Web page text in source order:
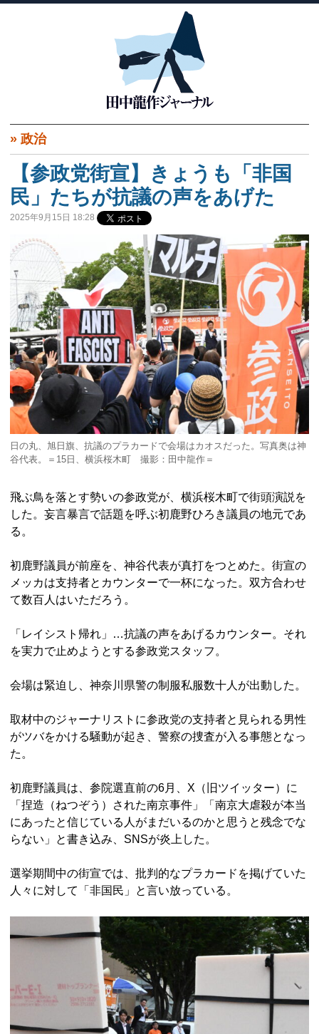
» 政治
【参政党街宣】きょうも「非国
民」たちが抗議の声をあげた
2025年9月15日 18:28
日の丸、旭日旗、抗議のプラカードで会場はカオスだった。写真奥は神
谷代表。＝15日、横浜桜木町 撮影：田中龍作＝
飛ぶ鳥を落とす勢いの参政党が、横浜桜木町で街頭演説を
した。妄言暴言で話題を呼ぶ初鹿野ひろき議員の地元であ
る。
初鹿野議員が前座を、神谷代表が真打をつとめた。街宣の
メッカは支持者とカウンターで一杯になった。双方合わせ
て数百人はいただろう。
「レイシスト帰れ」…抗議の声をあげるカウンター。それ
を実力で止めようとする参政党スタッフ。
会場は緊迫し、神奈川県警の制服私服数十人が出動した。
取材中のジャーナリストに参政党の支持者と見られる男性
がツバをかける騒動が起き、警察の捜査が入る事態となっ
た。
初鹿野議員は、参院選直前の6月、X（旧ツイッター）に
「捏造（ねつぞう）された南京事件」「南京大虐殺が本当
にあったと信じている人がまだいるのかと思うと残念でな
らない」と書き込み、SNSが炎上した。
選挙期間中の街宣では、批判的なプラカードを掲げていた
人々に対して「非国民」と言い放っている。